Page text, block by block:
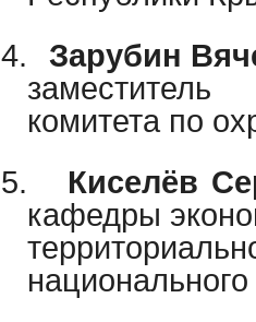
4.
Зарубин
заместитель
комитета по
5.
Киселёв
кафедры